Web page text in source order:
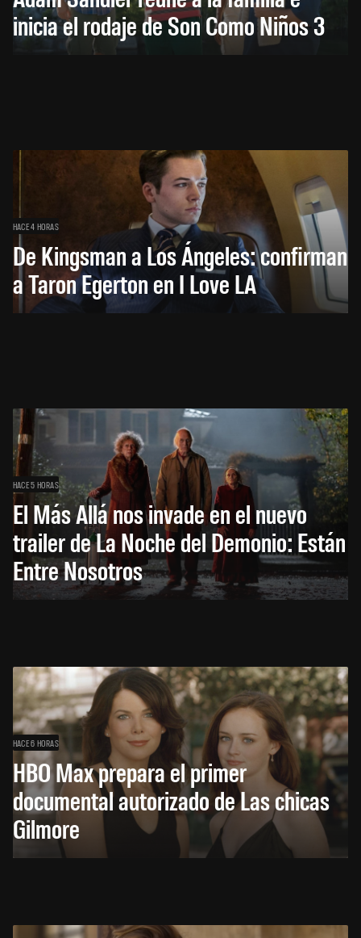
inicia el rodaje de Son Como Niños 3
HACE 4 HORAS
De Kingsman a Los Ángeles: confirman
a Taron Egerton en I Love LA
HACE 5 HORAS
El Más Allá nos invade en el nuevo
trailer de La Noche del Demonio: Están
Entre Nosotros
HACE 6 HORAS
HBO Max prepara el primer
documental autorizado de Las chicas
Gilmore